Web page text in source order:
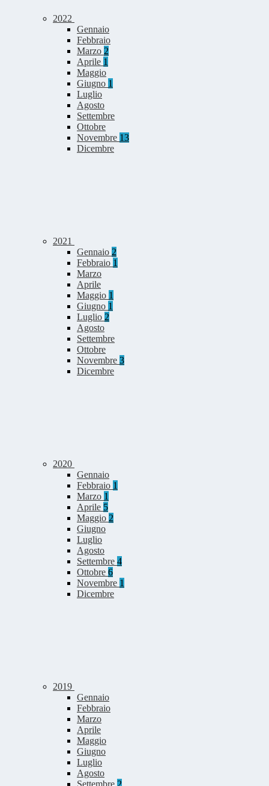
2022
Gennaio
Febbraio
Marzo 2
Aprile 1
Maggio
Giugno 1
Luglio
Agosto
Settembre
Ottobre
Novembre 13
Dicembre
2021
Gennaio 2
Febbraio 1
Marzo
Aprile
Maggio 1
Giugno 1
Luglio 2
Agosto
Settembre
Ottobre
Novembre 3
Dicembre
2020
Gennaio
Febbraio 1
Marzo 1
Aprile 5
Maggio 2
Giugno
Luglio
Agosto
Settembre 4
Ottobre 6
Novembre 1
Dicembre
2019
Gennaio
Febbraio
Marzo
Aprile
Maggio
Giugno
Luglio
Agosto